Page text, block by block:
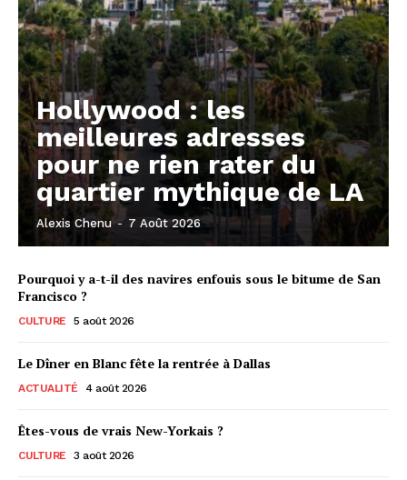
Hollywood : les
meilleures adresses
pour ne rien rater du
quartier mythique de LA
Alexis Chenu - 7 Août 2026
Pourquoi y a-t-il des navires enfouis sous le bitume de San
Francisco ?
CULTURE 5 août 2026
Le Dîner en Blanc fête la rentrée à Dallas
ACTUALITÉ 4 août 2026
Êtes-vous de vrais New-Yorkais ?
CULTURE 3 août 2026